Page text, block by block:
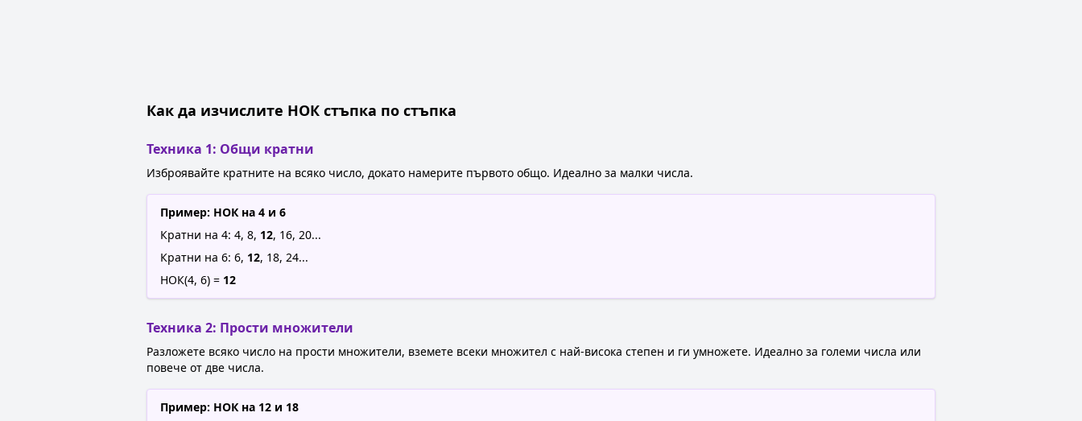
Как да изчислите НОК стъпка по стъпка
Техника 1: Общи кратни
Изброявайте кратните на всяко число, докато намерите първото общо. Идеално за малки числа.
Пример: НОК на 4 и 6
Кратни на 4: 4, 8, 12, 16, 20...
Кратни на 6: 6, 12, 18, 24...
НОК(4, 6) = 12
Техника 2: Прости множители
Разложете всяко число на прости множители, вземете всеки множител с най-висока степен и ги умножете. Идеално за големи числа или
повече от две числа.
Пример: НОК на 12 и 18